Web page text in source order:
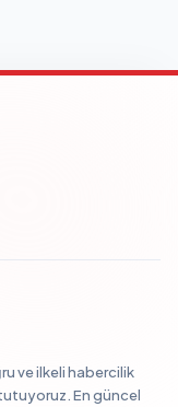
ve ilkeli habercilik
tutuyoruz. En güncel